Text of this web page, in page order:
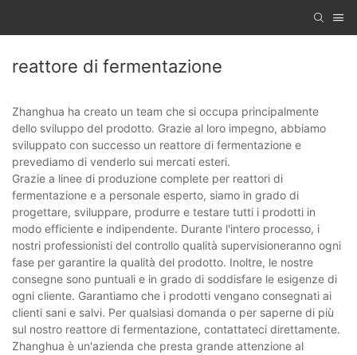
reattore di fermentazione
Zhanghua ha creato un team che si occupa principalmente
dello sviluppo del prodotto. Grazie al loro impegno, abbiamo
sviluppato con successo un reattore di fermentazione e
prevediamo di venderlo sui mercati esteri.
Grazie a linee di produzione complete per reattori di
fermentazione e a personale esperto, siamo in grado di
progettare, sviluppare, produrre e testare tutti i prodotti in
modo efficiente e indipendente. Durante l'intero processo, i
nostri professionisti del controllo qualità supervisioneranno ogni
fase per garantire la qualità del prodotto. Inoltre, le nostre
consegne sono puntuali e in grado di soddisfare le esigenze di
ogni cliente. Garantiamo che i prodotti vengano consegnati ai
clienti sani e salvi. Per qualsiasi domanda o per saperne di più
sul nostro reattore di fermentazione, contattateci direttamente.
Zhanghua è un'azienda che presta grande attenzione al